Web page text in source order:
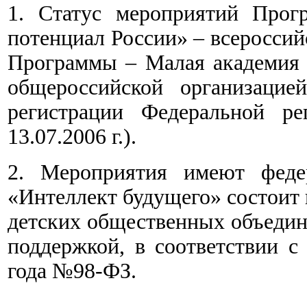
1. Статус мероприятий
потенциал России» –
Программы – Малая академия
общероссийской
регистрации
13.07.2006 г.).
2. Мероприятия имеют
«Интеллект будущего»
детских общественных
поддержкой, в соответствии
года №98-ФЗ.